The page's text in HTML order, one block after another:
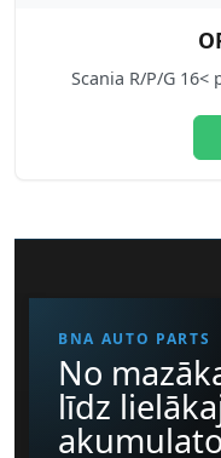
Scania R/P/G
BNA AUTO PARTS
No
līdz